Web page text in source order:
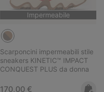
Impermeabile
Scarponcini impermeabili stile
sneakers KINETIC™ IMPACT
CONQUEST PLUS da donna
Regular price:
170,00 €